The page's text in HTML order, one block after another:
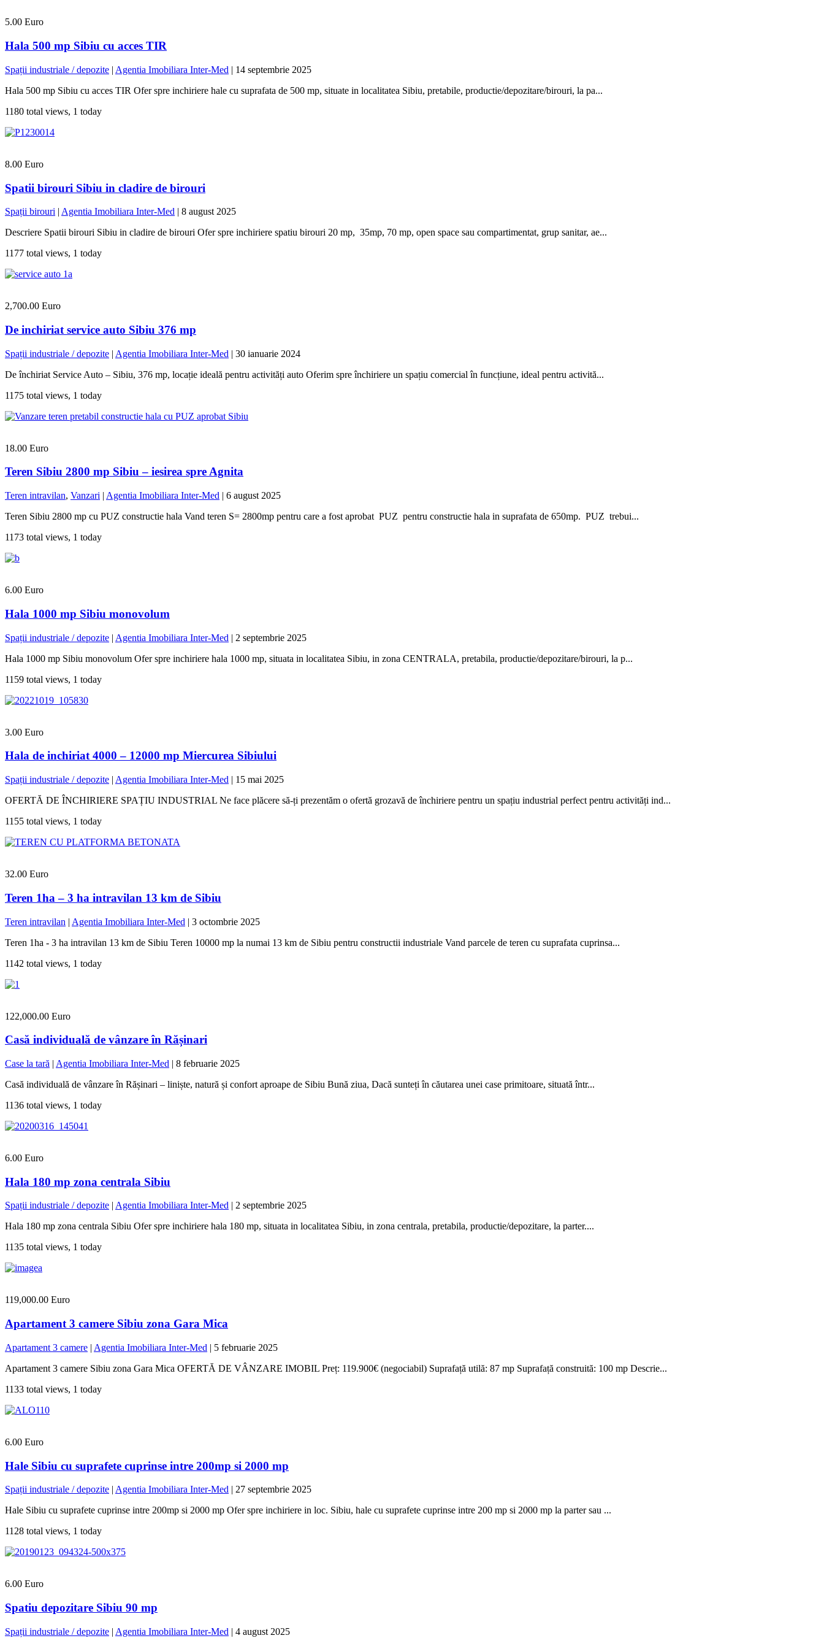
5.00 Euro
Hala 500 mp Sibiu cu acces TIR
Spații industriale / depozite | Agentia Imobiliara Inter-Med | 14 septembrie 2025
Hala 500 mp Sibiu cu acces TIR Ofer spre inchiriere hale cu suprafata de 500 mp, situate in localitatea Sibiu, pretabile, productie/depozitare/birouri, la pa...
1180 total views, 1 today
8.00 Euro
Spatii birouri Sibiu in cladire de birouri
Spații birouri | Agentia Imobiliara Inter-Med | 8 august 2025
Descriere Spatii birouri Sibiu in cladire de birouri Ofer spre inchiriere spatiu birouri 20 mp, 35mp, 70 mp, open space sau compartimentat, grup sanitar, ae...
1177 total views, 1 today
2,700.00 Euro
De inchiriat service auto Sibiu 376 mp
Spații industriale / depozite | Agentia Imobiliara Inter-Med | 30 ianuarie 2024
De închiriat Service Auto – Sibiu, 376 mp, locație ideală pentru activități auto Oferim spre închiriere un spațiu comercial în funcțiune, ideal pentru activită...
1175 total views, 1 today
18.00 Euro
Teren Sibiu 2800 mp Sibiu – iesirea spre Agnita
Teren intravilan, Vanzari | Agentia Imobiliara Inter-Med | 6 august 2025
Teren Sibiu 2800 mp cu PUZ constructie hala Vand teren S= 2800mp pentru care a fost aprobat PUZ pentru constructie hala in suprafata de 650mp. PUZ trebui...
1173 total views, 1 today
6.00 Euro
Hala 1000 mp Sibiu monovolum
Spații industriale / depozite | Agentia Imobiliara Inter-Med | 2 septembrie 2025
Hala 1000 mp Sibiu monovolum Ofer spre inchiriere hala 1000 mp, situata in localitatea Sibiu, in zona CENTRALA, pretabila, productie/depozitare/birouri, la p...
1159 total views, 1 today
3.00 Euro
Hala de inchiriat 4000 – 12000 mp Miercurea Sibiului
Spații industriale / depozite | Agentia Imobiliara Inter-Med | 15 mai 2025
OFERTĂ DE ÎNCHIRIERE SPAȚIU INDUSTRIAL Ne face plăcere să-ți prezentăm o ofertă grozavă de închiriere pentru un spațiu industrial perfect pentru activități ind...
1155 total views, 1 today
32.00 Euro
Teren 1ha – 3 ha intravilan 13 km de Sibiu
Teren intravilan | Agentia Imobiliara Inter-Med | 3 octombrie 2025
Teren 1ha - 3 ha intravilan 13 km de Sibiu Teren 10000 mp la numai 13 km de Sibiu pentru constructii industriale Vand parcele de teren cu suprafata cuprinsa...
1142 total views, 1 today
122,000.00 Euro
Casă individuală de vânzare în Rășinari
Case la tară | Agentia Imobiliara Inter-Med | 8 februarie 2025
Casă individuală de vânzare în Rășinari – liniște, natură și confort aproape de Sibiu Bună ziua, Dacă sunteți în căutarea unei case primitoare, situată într...
1136 total views, 1 today
6.00 Euro
Hala 180 mp zona centrala Sibiu
Spații industriale / depozite | Agentia Imobiliara Inter-Med | 2 septembrie 2025
Hala 180 mp zona centrala Sibiu Ofer spre inchiriere hala 180 mp, situata in localitatea Sibiu, in zona centrala, pretabila, productie/depozitare, la parter....
1135 total views, 1 today
119,000.00 Euro
Apartament 3 camere Sibiu zona Gara Mica
Apartament 3 camere | Agentia Imobiliara Inter-Med | 5 februarie 2025
Apartament 3 camere Sibiu zona Gara Mica OFERTĂ DE VÂNZARE IMOBIL Preț: 119.900€ (negociabil) Suprafață utilă: 87 mp Suprafață construită: 100 mp Descrie...
1133 total views, 1 today
6.00 Euro
Hale Sibiu cu suprafete cuprinse intre 200mp si 2000 mp
Spații industriale / depozite | Agentia Imobiliara Inter-Med | 27 septembrie 2025
Hale Sibiu cu suprafete cuprinse intre 200mp si 2000 mp Ofer spre inchiriere in loc. Sibiu, hale cu suprafete cuprinse intre 200 mp si 2000 mp la parter sau ...
1128 total views, 1 today
6.00 Euro
Spatiu depozitare Sibiu 90 mp
Spații industriale / depozite | Agentia Imobiliara Inter-Med | 4 august 2025